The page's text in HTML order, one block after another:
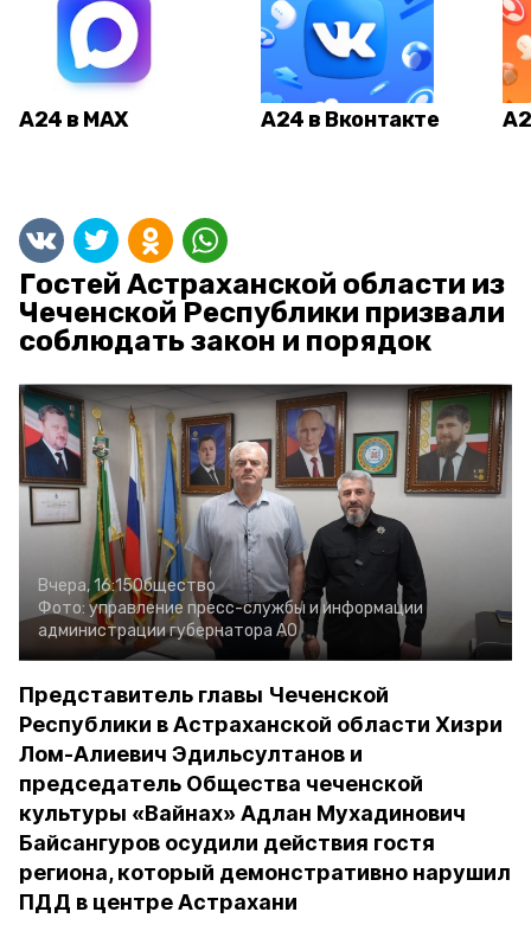
А24 в MAX А24 в Вконтакте
Гостей Астраханской области из
Чеченской Республики призвали
соблюдать закон и порядок
Вчера, 16:15Общество
Фото: управление пресс-службы и информации
администрации губернатора АО
Представитель главы Чеченской
Республики в Астраханской области Хизри
Лом-Алиевич Эдильсултанов и
председатель Общества чеченской
культуры «Вайнах» Адлан Мухадинович
Байсангуров осудили действия гостя
региона, который демонстративно нарушил
ПДД в центре Астрахани